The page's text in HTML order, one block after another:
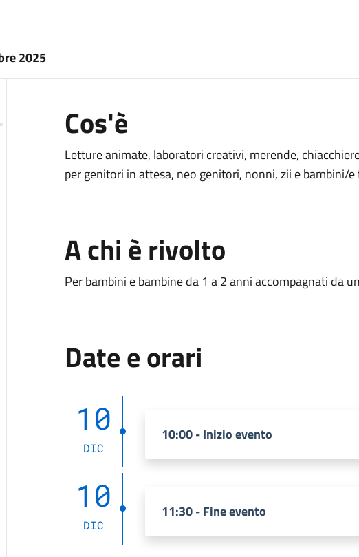
2025
Cos'è
Letture animate, laboratori creativi, merende,
per genitori in attesa, neo genitori, nonni, zii e bambini/
A chi è rivolto
Per bambini e bambine da 1 a 2 anni accompagnati da
Date e orari
10
DIC
10:00 - Inizio evento
10
DIC
11:30 - Fine evento